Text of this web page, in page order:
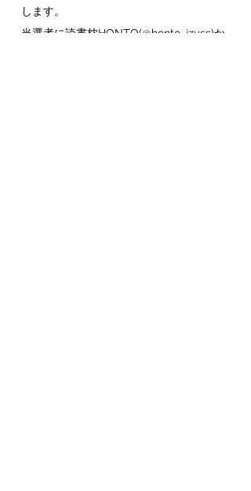
します。
当選者に読書枕HONTO(@honto_jzyss)か